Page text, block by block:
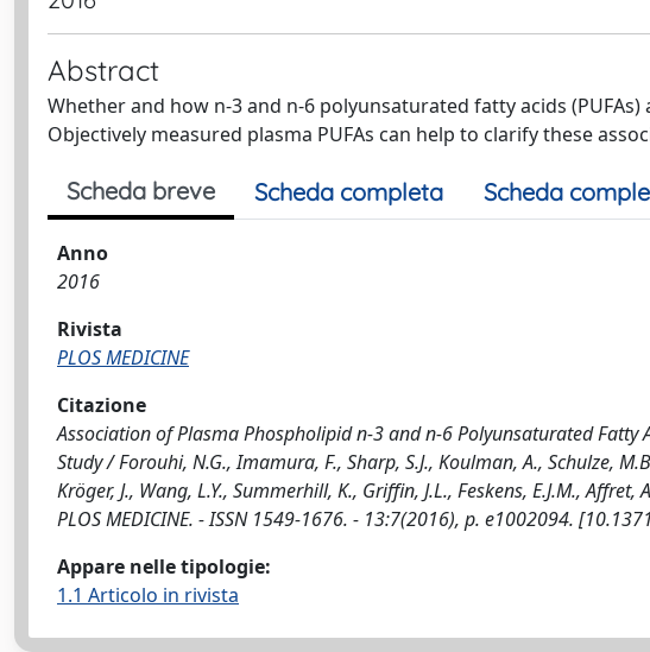
Abstract
Whether and how n-3 and n-6 polyunsaturated fatty acids
Objectively measured plasma PUFAs can help to clarify these
Scheda breve Scheda completa Scheda
Anno
2016
Rivista
PLOS MEDICINE
Citazione
Association of Plasma Phospholipid n-3 and n-6 Polyunsaturated Fatty
Study / Forouhi, N.G., Imamura, F., Sharp, S.J., Koulman, A., Schulze,
Kröger, J., Wang, L.Y., Summerhill, K., Griffin, J.L., Feskens, E.J.M.,
PLOS MEDICINE. - ISSN 1549-1676. - 13:7(2016), p. e1002094.
Appare nelle tipologie:
1.1 Articolo in rivista